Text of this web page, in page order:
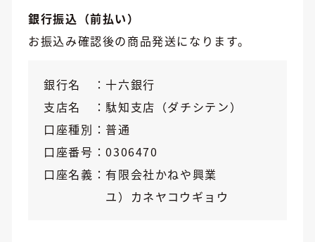
銀行振込（前払い）
お振込み確認後の商品発送になります。
銀行名
十六銀行
支店名
駄知支店（ダチシテン）
口座種別
普通
口座番号
0306470
口座名義
有限会社かねや興業
ユ）カネヤコウギョウ